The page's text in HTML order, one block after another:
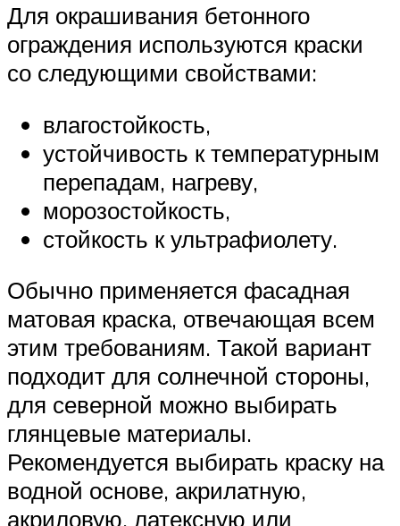
Для окрашивания бетонного
ограждения используются краски
со следующими свойствами:
влагостойкость,
устойчивость к температурным
перепадам, нагреву,
морозостойкость,
стойкость к ультрафиолету.
Обычно применяется фасадная
матовая краска, отвечающая всем
этим требованиям. Такой вариант
подходит для солнечной стороны,
для северной можно выбирать
глянцевые материалы.
Рекомендуется выбирать краску на
водной основе, акрилатную,
акриловую, латексную или